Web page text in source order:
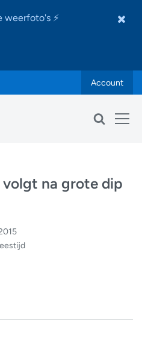
weerfoto's ⚡
Account
na grote dip